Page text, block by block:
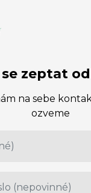
zeptat
na sebe
ozveme